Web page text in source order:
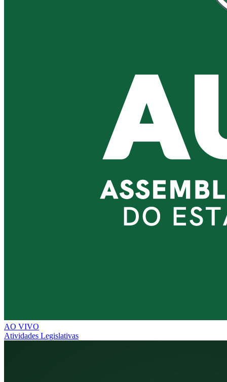
AO VIVO
Atividades Legislativas